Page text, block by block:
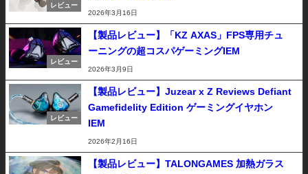
レビュー
2026年3月16日
レビュー
【製品レビュー】「KZ AXAS」FPS専用チュ
ーニングの超コスパゲーミングIEM
2026年3月9日
レビュー
【製品レビュー】Juzear x Z Reviews Defiant
Gamefidelity Edition ゲーミングイヤホン
IEM
2026年2月16日
【製品レビュー】TALONGAMES 加熱ガラス